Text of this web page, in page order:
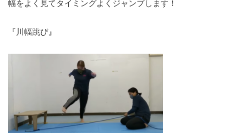
幅をよく見てタイミングよくジャンプします！
『川幅跳び』